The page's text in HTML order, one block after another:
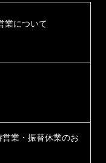
業について
業・振替休業のお